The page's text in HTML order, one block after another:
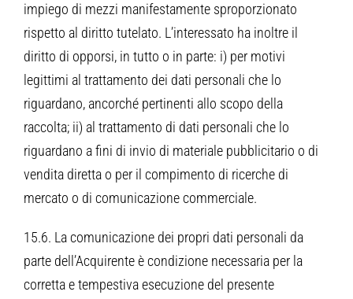
impiego di mezzi manifestamente sproporzionato
rispetto al diritto tutelato. L’interessato ha inoltre il
diritto di opporsi, in tutto o in parte: i) per motivi
legittimi al trattamento dei dati personali che lo
riguardano, ancorché pertinenti allo scopo della
raccolta; ii) al trattamento di dati personali che lo
riguardano a fini di invio di materiale pubblicitario o di
vendita diretta o per il compimento di ricerche di
mercato o di comunicazione commerciale.
15.6. La comunicazione dei propri dati personali da
parte dell’Acquirente è condizione necessaria per la
corretta e tempestiva esecuzione del presente